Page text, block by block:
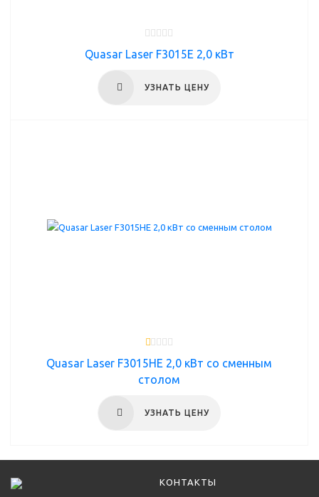
Quasar Laser F3015E 2,0 кВт
УЗНАТЬ ЦЕНУ
Quasar Laser F3015HE 2,0 кВт со сменным
столом
УЗНАТЬ ЦЕНУ
КОНТАКТЫ